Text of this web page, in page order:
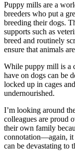
Puppy mills are a
breeders who put a
breeding their dogs.
supports such as
breed and routinely
ensure that animals
While puppy mill is a
have on dogs can be
locked up in cages
undernourished.
I’m looking around
colleagues are proud
their own family
connotation—again, it
can be devastating to